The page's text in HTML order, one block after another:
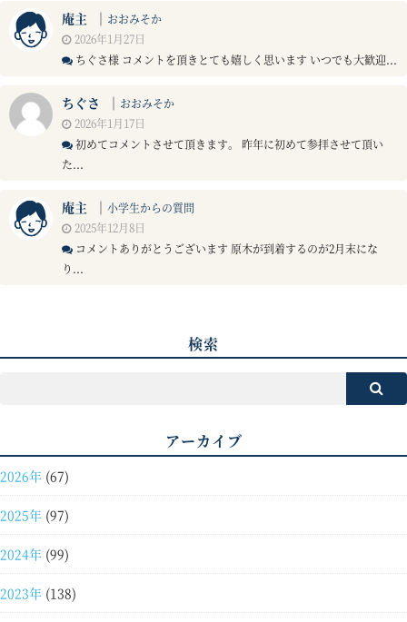
庵主 ｜ おおみそか
2026年1月27日
ちぐさ様 コメントを頂きとても嬉しく思います いつでも大歓迎...
ちぐさ ｜ おおみそか
2026年1月17日
初めてコメントさせて頂きます。 昨年に初めて参拝させて頂い
た...
庵主 ｜ 小学生からの質問
2025年12月8日
コメントありがとうございます 原木が到着するのが2月末にな
り...
検索
アーカイブ
2026年 (67)
2025年 (97)
2024年 (99)
2023年 (138)